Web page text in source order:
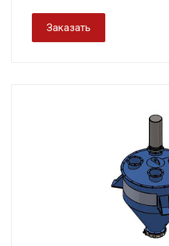
Заказать